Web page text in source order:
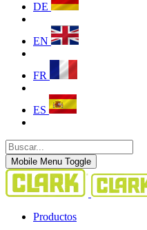
DE
EN
FR
ES
Mobile Menu Toggle
Productos